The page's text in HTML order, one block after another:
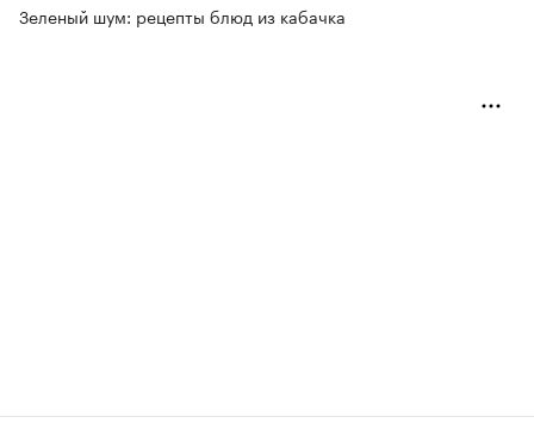
Зеленый шум: рецепты блюд из кабачка